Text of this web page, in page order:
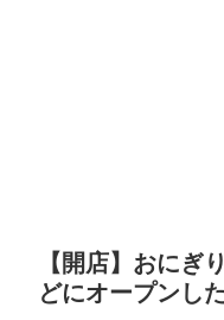
【開店】おにぎ
どにオープンし